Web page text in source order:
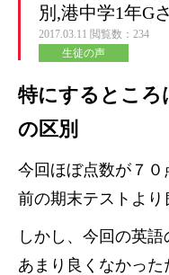
別,港中学1年G
2017.03.11 閲覧数：234
生徒の声
特にするところ
の区別
今回ほぼ点数が７０
前の期末テストより
しかし、今回の英語
あまり良くなかった